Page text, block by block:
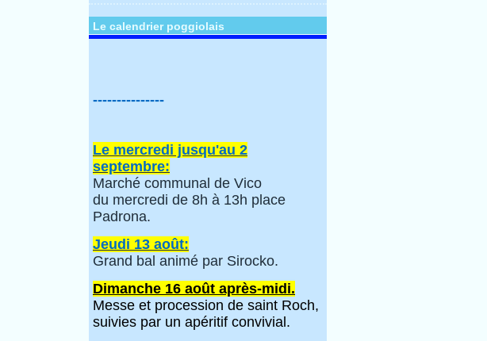
Le calendrier poggiolais
---------------
Le mercredi jusqu'au 2
septembre:
Marché communal de Vico
du mercredi de 8h à 13h place
Padrona.
Jeudi 13 août:
Grand bal animé par Sirocko.
Dimanche 16 août après-midi.
Messe et procession de saint Roch,
suivies par un apéritif convivial.